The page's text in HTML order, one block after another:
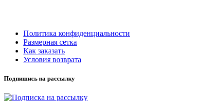
Политика конфиденциальности
Размерная сетка
Как заказать
Условия возврата
Подпишись на рассылку